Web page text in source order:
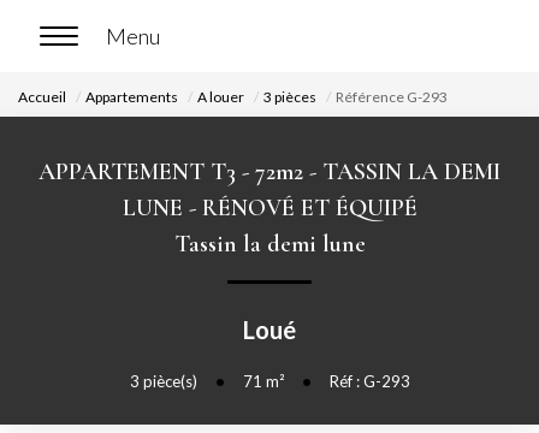
ACCUEIL
ACHETER
Nos biens en vente
Chasse immobilière
LOUER
Accueil Appartements A louer 3 pièces Référence G-293
APPARTEMENT T3 - 72m2 - TASSIN LA DEMI
LUNE - RÉNOVÉ ET ÉQUIPÉ
Tassin la demi lune
Loué
3 pièce(s) • 71 m² • Réf : G-293